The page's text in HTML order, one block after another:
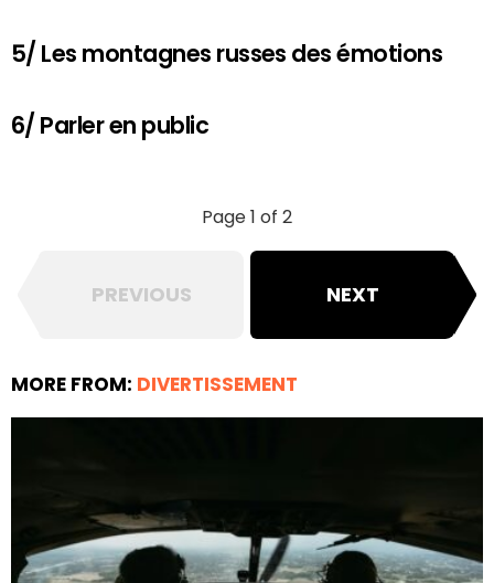
5/ Les montagnes russes des émotions
6/ Parler en public
Page 1 of 2
PREVIOUS NEXT
MORE FROM: DIVERTISSEMENT